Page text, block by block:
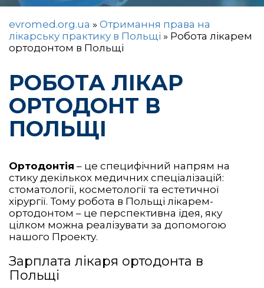
evromed.org.ua » Отримання права на
лікарську практику в Польщі » Робота лікарем
ортодонтом в Польщі
РОБОТА ЛІКАР
ОРТОДОНТ В
ПОЛЬЩІ
Ортодонтія – це специфічний напрям на
стику декількох медичних спеціалізацій:
стоматології, косметології та естетичної
хірургії. Тому робота в Польщі лікарем-
ортодонтом – це перспективна ідея, яку
цілком можна реалізувати за допомогою
нашого Проекту.
Зарплата лікаря ортодонта в
Польщі